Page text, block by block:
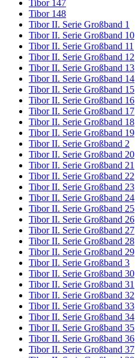
Tibor 147
Tibor 148
Tibor II. Serie Großband 1
Tibor II. Serie Großband 10
Tibor II. Serie Großband 11
Tibor II. Serie Großband 12
Tibor II. Serie Großband 13
Tibor II. Serie Großband 14
Tibor II. Serie Großband 15
Tibor II. Serie Großband 16
Tibor II. Serie Großband 17
Tibor II. Serie Großband 18
Tibor II. Serie Großband 19
Tibor II. Serie Großband 2
Tibor II. Serie Großband 20
Tibor II. Serie Großband 21
Tibor II. Serie Großband 22
Tibor II. Serie Großband 23
Tibor II. Serie Großband 24
Tibor II. Serie Großband 25
Tibor II. Serie Großband 26
Tibor II. Serie Großband 27
Tibor II. Serie Großband 28
Tibor II. Serie Großband 29
Tibor II. Serie Großband 3
Tibor II. Serie Großband 30
Tibor II. Serie Großband 31
Tibor II. Serie Großband 32
Tibor II. Serie Großband 33
Tibor II. Serie Großband 34
Tibor II. Serie Großband 35
Tibor II. Serie Großband 36
Tibor II. Serie Großband 37